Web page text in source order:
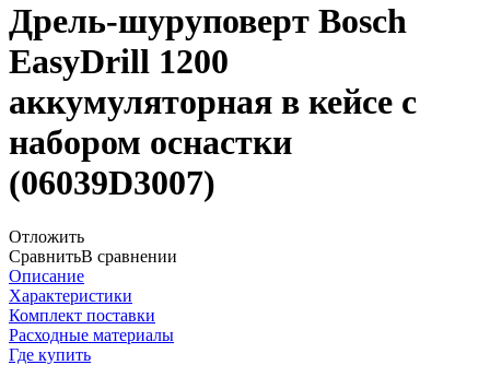
Дрель-шуруповерт Bosch
EasyDrill 1200
аккумуляторная в кейсе с
набором оснастки
(06039D3007)
Отложить
СравнитьВ сравнении
Описание
Характеристики
Комплект поставки
Расходные материалы
Где купить